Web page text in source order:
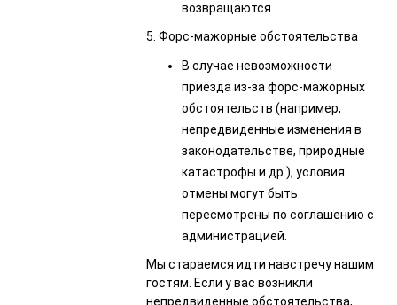
возвращаются.
5. Форс-мажорные обстоятельства
В случае невозможности
приезда из-за форс-мажорных
обстоятельств (например,
непредвиденные изменения в
законодательстве, природные
катастрофы и др.), условия
отмены могут быть
пересмотрены по соглашению с
администрацией.
Мы стараемся идти навстречу нашим
гостям. Если у вас возникли
непредвиденные обстоятельства,